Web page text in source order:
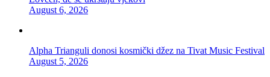
August 6, 2026
Alpha Trianguli donosi kosmički džez na Tivat Music Festival
August 5, 2026